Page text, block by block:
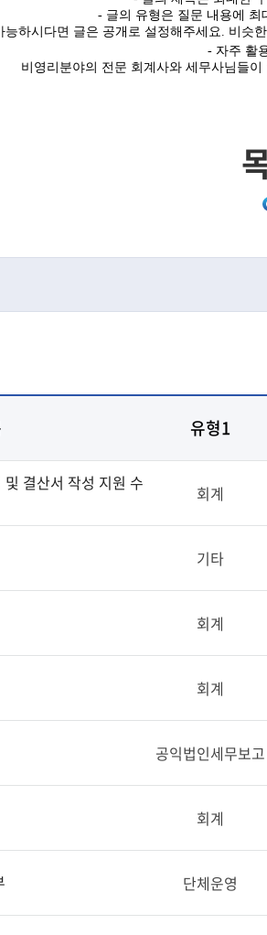
- 글의 유형은 질문 내용에 최
능하시다면 글은 공개 로 설정해주세요. 비슷
- 자주 활
비영리분야의 전문 회계사와 세무사님들
유형1
결산서 작성 지원 수
회계
기타
회계
회계
공익법인세무보고
회계
단체운영